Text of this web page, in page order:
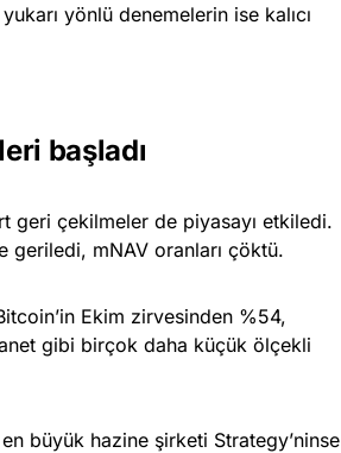
yönlü denemelerin ise kalıcı
başladı
geri çekilmeler de piyasayı etkiledi.
geriledi, mNAV oranları çöktü.
Ekim zirvesinden %54,
gibi birçok daha küçük ölçekli
büyük hazine şirketi Strategy’ninse